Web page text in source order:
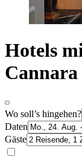
Hotels
Cannara
Wo soll’s hingehen?
Daten
Gäste